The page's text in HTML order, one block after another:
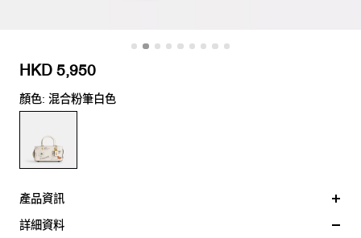
HKD 5,950
顏色: 混合粉筆白色
產品資訊
詳細資料